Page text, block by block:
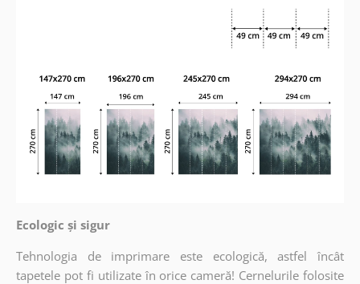
Ecologic și sigur
Tehnologia de imprimare este ecologică, astfel încât
tapetele pot fi utilizate în orice cameră! Cernelurile folosite